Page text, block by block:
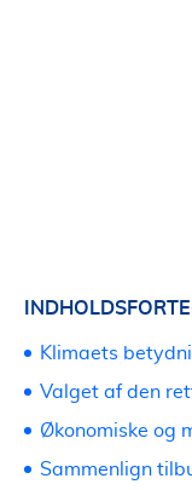
Klimaets
Valget af den
Økonomiske og
Sammenlign